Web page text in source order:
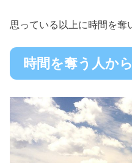
思っている以上に時間を奪
時間を奪う人か